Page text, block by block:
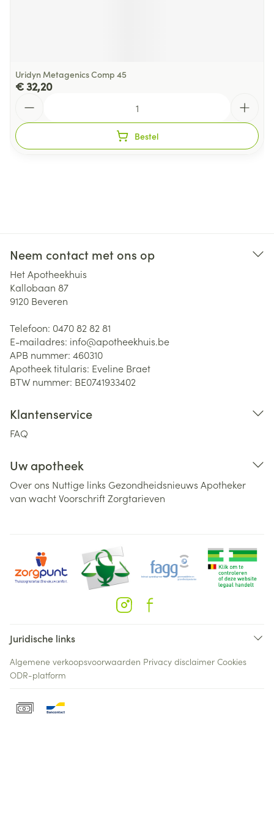
Uridyn Metagenics Comp 45
€ 32,20
Bestel
Neem contact met ons op
Het Apotheekhuis
Kallobaan 87
9120 Beveren
Telefoon: 0470 82 82 81
E-mailadres: info@apotheekhuis.be
APB nummer: 460310
Apotheek titularis: Eveline Braet
BTW nummer: BE0741933402
Klantenservice
FAQ
Uw apotheek
Over ons Nuttige links Gezondheidsnieuws Apotheker
van wachtVoorschriftZorgtarieven
Juridische links
Algemene verkoopsvoorwaarden Privacy disclaimer Cookies
ODR-platform